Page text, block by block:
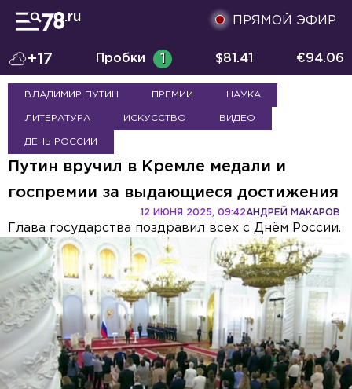
ПРЯМОЙ ЭФИР
+17 Пробки 1 $81.41 €94.06
ВЛАДИМИР ПУТИН ПРЕМИИ НАУКА
ЛИТЕРАТУРА ИСКУССТВО ВИДЕО
ДЕНЬ РОССИИ
Путин вручил в Кремле медали и
госпремии за выдающиеся достижения
АНДРЕЙ МАКАРОВ
12 ИЮНЯ 2025, 09:42
Глава государства поздравил всех с Днём России.